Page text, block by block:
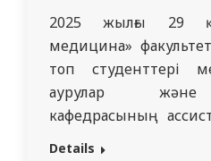
2025 жылғы 29
медицина»
топ студенттері
аурулар және
кафедрасының
кездесуі өтті.
Details